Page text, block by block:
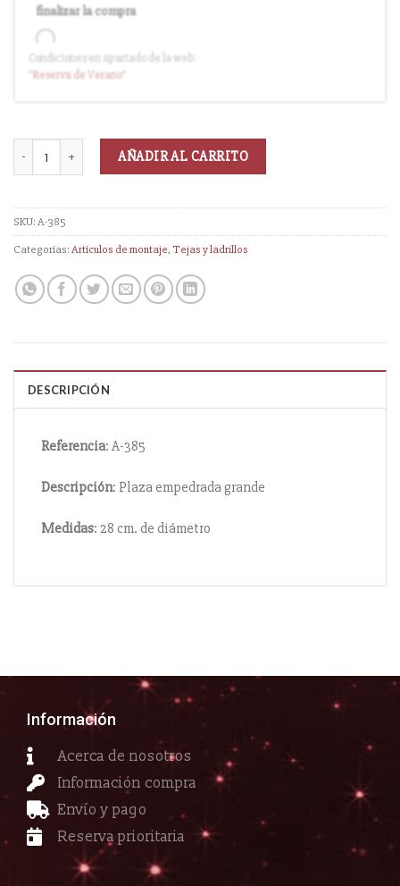
finalizar la compra
Entrega en cuanto el pedido esté disponible (sin descuento)
Condiciones en apartado de la web:
"Reservade Verano"
AÑADIR AL CARRITO
SKU:A-385
Categorías:Artículos de montaje, Tejas y ladrillos
DESCRIPCIÓN
Referencia: A-385
Descripción: Plaza empedrada grande
Medidas: 28 cm. de diámetro
Información
Acerca de nosotros
Información compra
Envío y pago
Reserva prioritaria